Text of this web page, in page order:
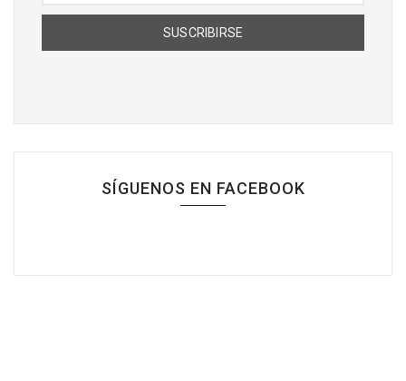
SÍGUENOS EN FACEBOOK